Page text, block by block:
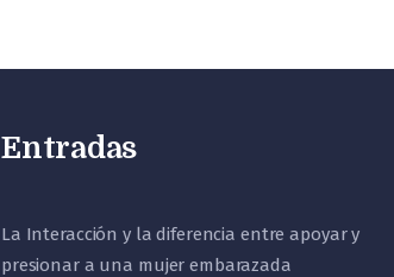
Entradas
La Interacción y la diferencia entre apoyar y
presionar a una mujer embarazada